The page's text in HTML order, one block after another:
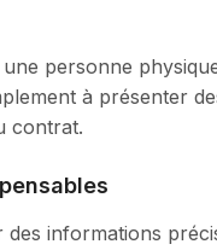
une personne
à présenter
contrat.
informations